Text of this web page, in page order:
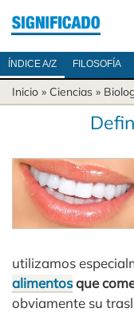
ÍNDICE A/Z FILOSOFÍA
Inicio » Ciencias »
utilizamos
alimentosque
obviamente su